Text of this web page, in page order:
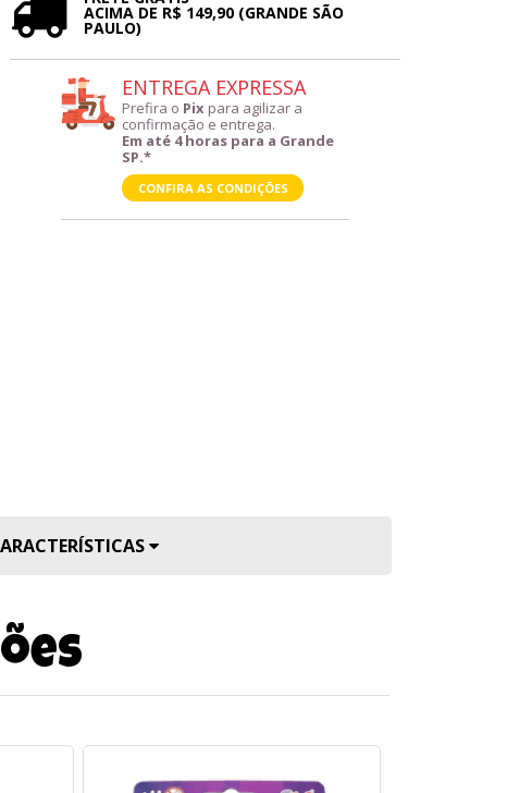
ACIMA DE R$ 149,90 (GRANDE SÃO
PAULO)
ENTREGA EXPRESSA
Prefira o Pix para agilizar a
confirmação e entrega.
Em até 4 horas para a Grande
SP.*
CONFIRA AS CONDIÇÕES